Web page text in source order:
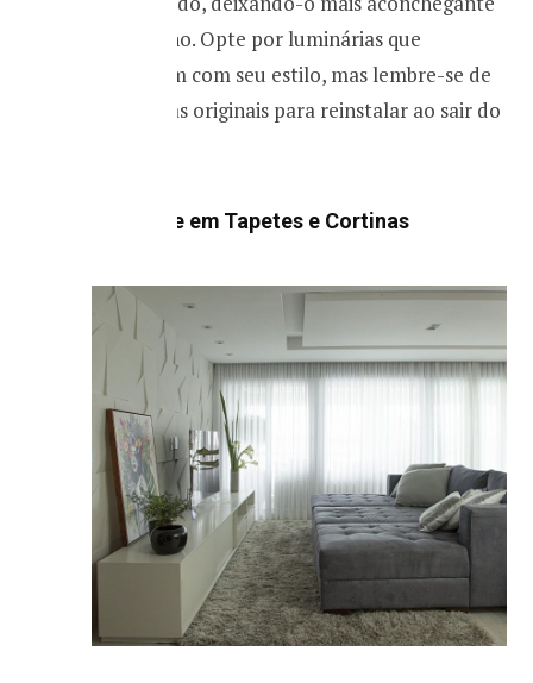
e moderno. Opte por luminárias que
combinem com seu estilo, mas lembre-se de
guardar as originais para reinstalar ao sair do
4. Aposte em Tapetes e Cortinas